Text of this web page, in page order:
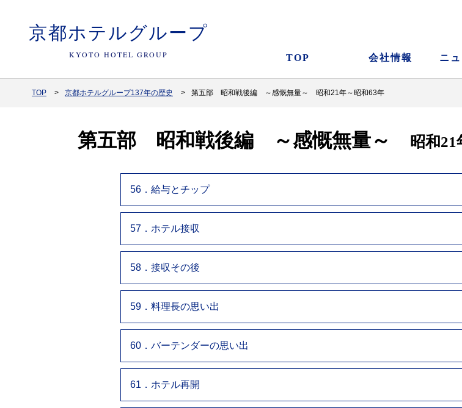
京都ホテルグループ
KYOTO HOTEL GROUP TOP 会社情報 ニ
TOP 京都ホテルグループ137年の歴史 第五部 昭和戦後編 ～感慨無量～ 昭和21年～昭和63年
第五部 昭和戦後編 ～感慨無量～ 昭和
56．給与とチップ
57．ホテル接収
58．接収その後
59．料理長の思い出
60．バーテンダーの思い出
61．ホテル再開